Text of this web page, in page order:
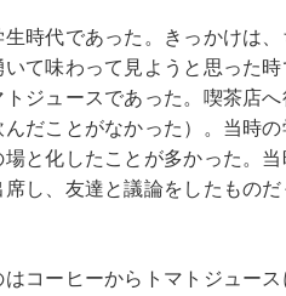
時代であった。きっかけは
て味わって見ようと思った
ジュースであった。喫茶店
だことがなかった）。当時
と化したことが多かった。
し、友達と議論をしたもの
コーヒーからトマトジュー